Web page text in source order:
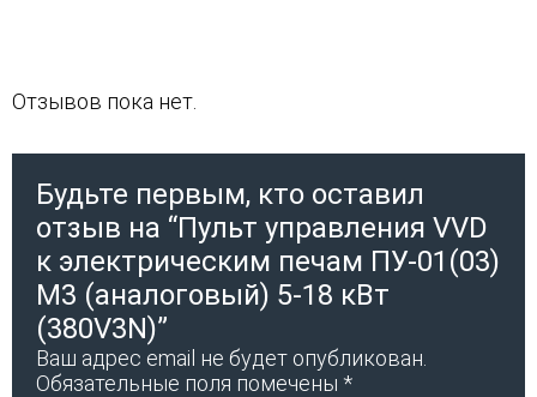
Отзывов пока нет.
Будьте первым, кто оставил
отзыв на “Пульт управления VVD
к электрическим печам ПУ-01(03)
М3 (аналоговый) 5-18 кВт
(380V3N)”
Ваш адрес email не будет опубликован.
Обязательные поля помечены *